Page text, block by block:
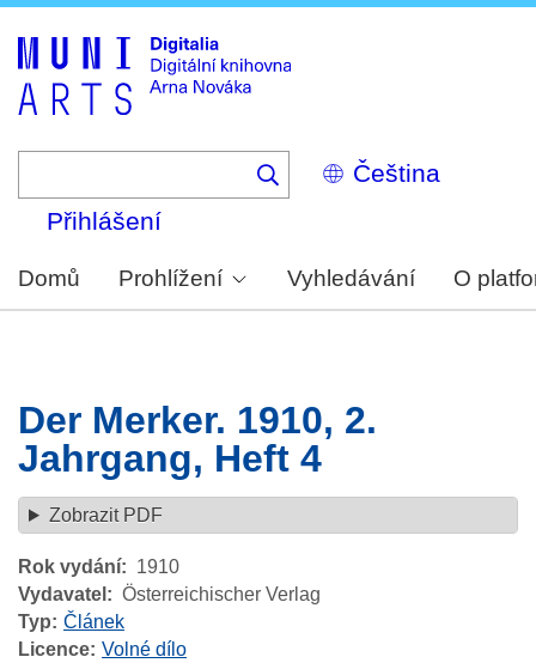
Select
your
Přihlášení
Domů Prohlížení Vyhledávání O
Der Merker. 1910, 2.
Jahrgang, Heft 4
Zobrazit PDF
Rok vydání
1910
Vydavatel
Österreichischer Verlag
Typ
Článek
Licence Volné dílo